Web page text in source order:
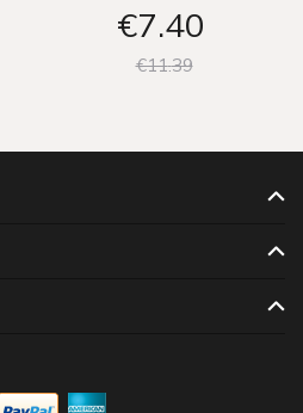
€7 40
€1139